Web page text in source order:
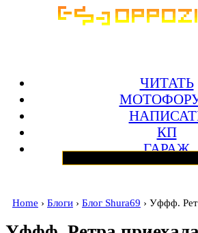
ЧИТАТЬ
КП
ГАРАЖ
Home › Блоги › Блог Shura69 › Уффф.